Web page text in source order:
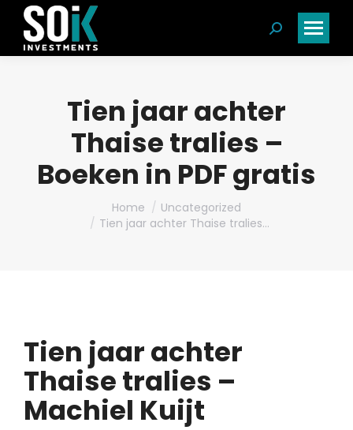
Search:
Tien jaar achter
Thaise tralies –
Boeken in PDF gratis
Home
Uncategorized
Tien jaar achter Thaise tralies…
Tien jaar achter
Thaise tralies –
Machiel Kuijt